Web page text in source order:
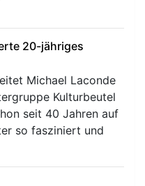
20-jähriges
Michael Laconde
Kulturbeutel
seit 40 Jahren auf
so fasziniert und